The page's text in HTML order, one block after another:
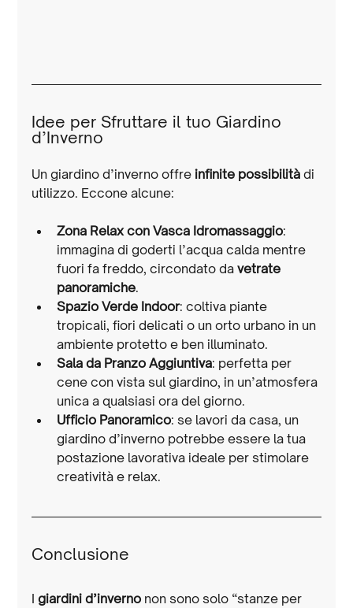
Idee per Sfruttare il tuo Giardino
d’Inverno
Un giardino d’inverno offre infinite possibilità di
utilizzo. Eccone alcune:
Zona Relax con Vasca Idromassaggio:
immagina di goderti l’acqua calda mentre
fuori fa freddo, circondato da vetrate
panoramiche.
Spazio Verde Indoor: coltiva piante
tropicali, fiori delicati o un orto urbano in un
ambiente protetto e ben illuminato.
Sala da Pranzo Aggiuntiva: perfetta per
cene con vista sul giardino, in un’atmosfera
unica a qualsiasi ora del giorno.
Ufficio Panoramico: se lavori da casa, un
giardino d’inverno potrebbe essere la tua
postazione lavorativa ideale per stimolare
creatività e relax.
Conclusione
I giardini d’inverno non sono solo “stanze per